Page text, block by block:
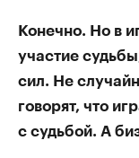
Конечно. Но в
участие
сил. Не
говорят, что
с судьбой. А